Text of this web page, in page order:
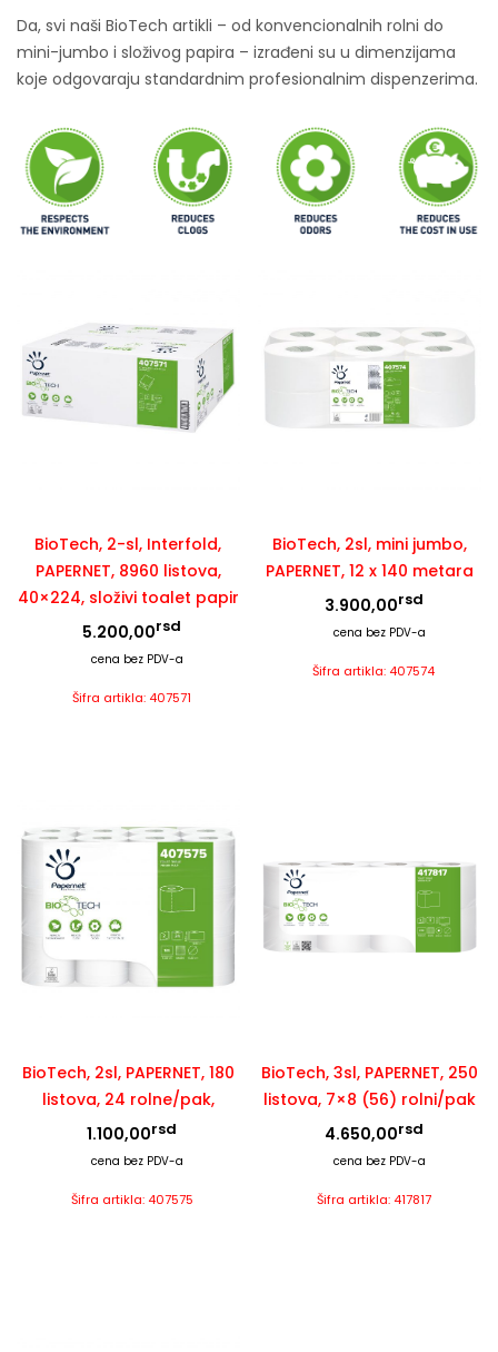
Da, svi naši BioTech artikli – od konvencionalnih rolni do
mini-jumbo i složivog papira – izrađeni su u dimenzijama
koje odgovaraju standardnim profesionalnim dispenzerima.
BioTech, 2-sl, Interfold,
PAPERNET, 8960 listova,
40×224, složivi toalet papir
5.200,00rsd
cena bez PDV-a
Šifra artikla: 407571
BioTech, 2sl, mini jumbo,
PAPERNET, 12 x 140 metara
3.900,00rsd
cena bez PDV-a
Šifra artikla: 407574
BioTech, 2sl, PAPERNET, 180
listova, 24 rolne/pak,
1.100,00rsd
cena bez PDV-a
Šifra artikla: 407575
BioTech, 3sl, PAPERNET, 250
listova, 7×8 (56) rolni/pak
4.650,00rsd
cena bez PDV-a
Šifra artikla: 417817